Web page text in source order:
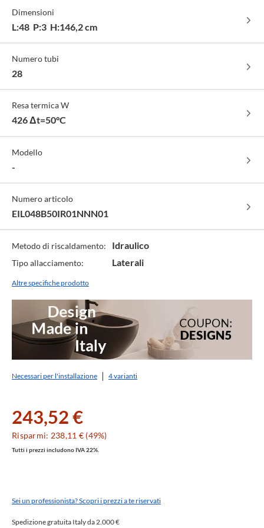
-
cod.
Dimensioni
L:48 P:3 H:146,2 cm
Numero tubi
28
Resa termica W
426 Δt=50°C
Modello
-
Numero articolo
EIL048B50IR01NNN01
Metodo di riscaldamento: Idraulico
Tipo allacciamento: Laterali
Altre specifiche prodotto
Necessari per l'installazione 4 varianti
243,52 €
Risparmi: 238,11 € (49%)
Tutti i prezzi includono IVA 22%.
Sei un professionista? Scopri i prezzi a te riservati
Spedizione gratuita Italy da 2.000 €